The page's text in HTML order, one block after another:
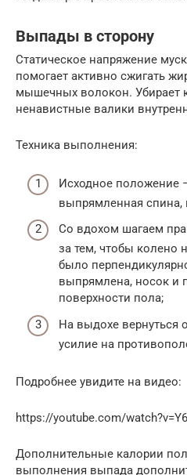
Выпады в сторону
Статическое напряжение
помогает активно сжигать
мышечных волокон. Убирает
ненавистные валики
Техника выполнения:
Исходное положение
выпрямленная спина,
Со вдохом шагаем
за тем, чтобы колено
было
выпрямлена, носок и
поверхности пола;
На выдохе вернуться
усилие на
Подробнее увидите на видео:
https://youtube.com/
Дополнительные калории
выполнения выпада